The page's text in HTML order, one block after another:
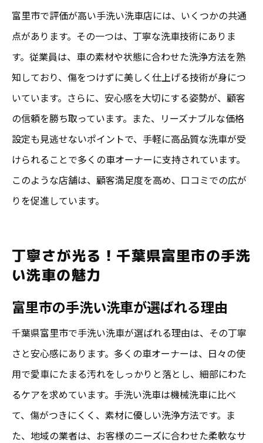
富里市で評価が高い手洗い洗車店には、いくつかの共通
点があります。その一つは、丁寧な洗車技術にありま
す。従業員は、車の素材や状態に合わせた洗浄方法を熟
知しており、傷をつけずに美しく仕上げる技術が身につ
いています。さらに、安心感を大切にする姿勢が、顧客
の信頼を勝ち取っています。また、リーズナブルな価格
設定も見逃せないポイントで、手軽に高品質な洗車が受
けられることで多くの車オーナーに支持されています。
このような店舗は、顧客満足度を高め、口コミでの広が
りを促進しています。
丁寧さが光る！千葉県富里市の手洗
い洗車の魅力
富里市の手洗い洗車が選ばれる理由
千葉県富里市で手洗い洗車が選ばれる理由は、その丁寧
さと安心感にあります。多くの車オーナーは、日々の使
用で愛車にたまる汚れをしっかりと落とし、細部にわた
るケアを求めています。手洗い洗車は機械洗車に比べ
て、傷がつきにくく、素材に優しい洗浄方法です。ま
た、地域の業者は、お客様のニーズに合わせた柔軟なサ